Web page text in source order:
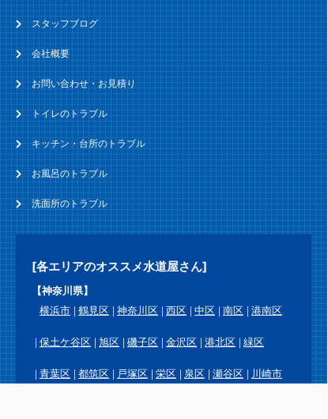
スタッフブログ
会社概要
お問い合わせ・お見積り
トイレのトラブル
キッチン・台所のトラブル
お風呂のトラブル
洗面所のトラブル
[各エリアのオススメ水道屋さん]
【神奈川県】
横浜市
鶴見区 神奈川区 西区 中区 南区 港南区
保土ケ谷区 旭区 磯子区 金沢区 港北区 緑区
青葉区 都筑区 戸塚区 栄区 泉区 瀬谷区 川崎市